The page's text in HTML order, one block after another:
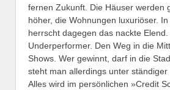
fernen Zukunft. Die Häuser werden
höher, die Wohnungen luxuriöser.
herrscht dagegen das nackte
Underperformer. Den Weg in die
Shows. Wer gewinnt, darf in die
steht man allerdings unter ständiger
Alles wird im persönlichen »Credit